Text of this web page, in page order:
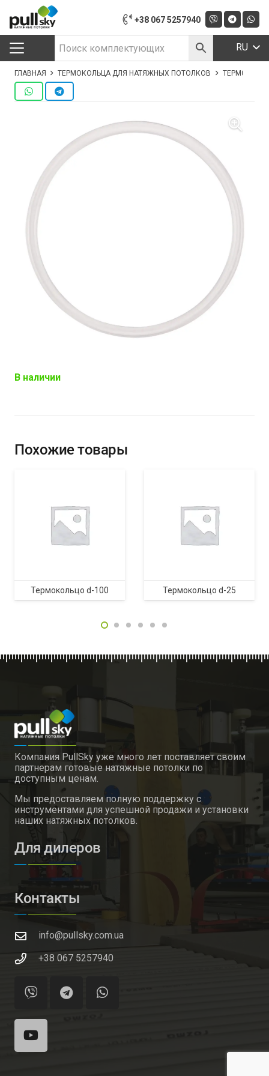
+38 067 5257940
RU
ГЛАВНАЯ ТЕРМОКОЛЬЦА ДЛЯ НАТЯЖНЫХ ПОТОЛКОВ
В наличии
Похожие товары
Термокольцо d-100 Термокольцо d-25
Компания PullSky уже много лет поставляет своим
партнерам готовые натяжные потолки по
доступным ценам.
Мы предоставляем полную поддержку с
инструментами для успешной продажи и установки
наших натяжных потолков.
Для дилеров
Контакты
info@pullsky.com.ua
+38 067 5257940